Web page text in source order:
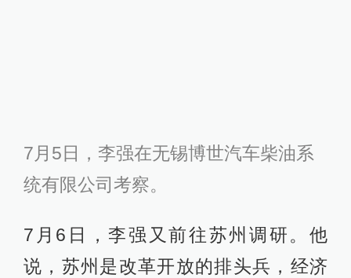
技资源的集聚与共享，学习借鉴自贸
区建设经验，融入全球产业分工。要
推动实体经济与互联网的“融合催生”，
鼓励和引导企业利用“互联网+”改造传